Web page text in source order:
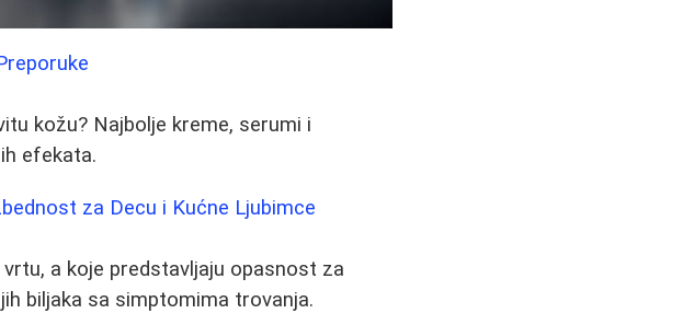
kožu? Najbolje kreme, serumi i
efekata.
za Decu i Kućne Ljubimce
a koje predstavljaju opasnost za
biljaka sa simptomima trovanja.